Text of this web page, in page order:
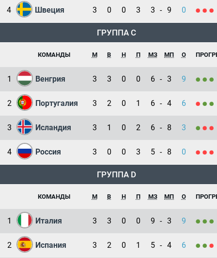
4 Швеция 3 0 0 3 3 - 9 0
ГРУППА C
КОМАНДЫ М В Н П МЗ МП О
1 Венгрия 3 3 0 0 6 - 3 9
2 Португалия 3 2 0 1 6 - 4 6
3 Исландия 3 1 0 2 6 - 8 3
4 Россия 3 0 0 3 5 - 8 0
ГРУППА D
КОМАНДЫ М В Н П МЗ МП О
1 Италия 3 3 0 0 9 - 3 9
2 Испания 3 2 0 1 5 - 4 6